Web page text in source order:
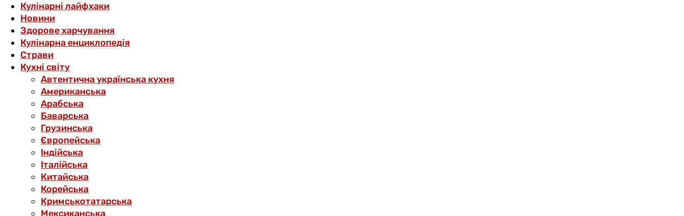
Кулінарні лайфхаки
Новини
Здорове харчування
Кулінарна енциклопедія
Страви
Кухні світу
Автентична українська кухня
Американська
Арабська
Баварська
Грузинська
Європейська
Індійська
Італійська
Китайська
Корейська
Кримськотатарська
Мексиканська